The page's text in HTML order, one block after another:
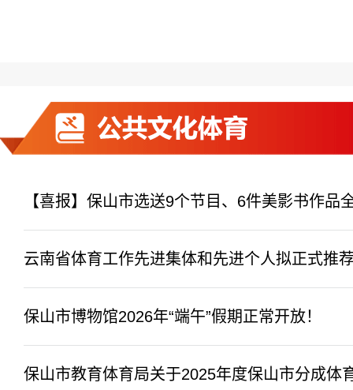
【喜报】保山市选送9个节目、6件美影书作品
云南省体育工作先进集体和先进个人拟正式推
保山市博物馆2026年“端午”假期正常开放！
保山市教育体育局关于2025年度保山市分成体